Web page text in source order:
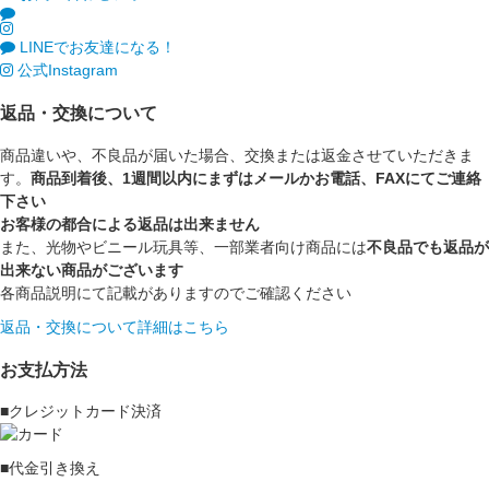
LINEでお友達になる！
公式Instagram
返品・交換について
商品違いや、不良品が届いた場合、交換または返金させていただきま
す。 商品到着後、1週間以内にまずはメールかお電話、FAXにてご連絡
下さい
お客様の都合による返品は出来ません
また、光物やビニール玩具等、一部業者向け商品には不良品でも返品が
出来ない商品がございます
各商品説明にて記載がありますのでご確認ください
返品・交換について詳細はこちら
お支払方法
■クレジットカード決済
■代金引き換え